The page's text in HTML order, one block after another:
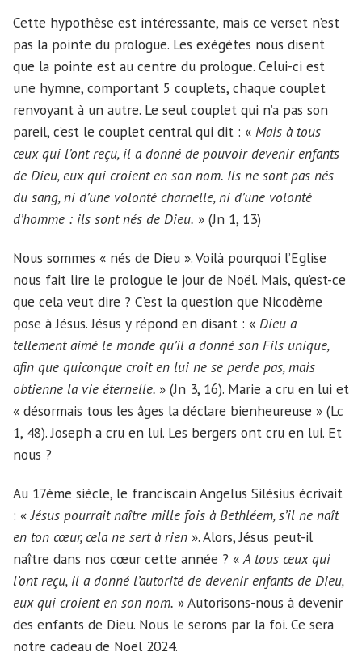
Cette hypothèse est intéressante, mais ce verset n’est
pas la pointe du prologue. Les exégètes nous disent
que la pointe est au centre du prologue. Celui-ci est
une hymne, comportant 5 couplets, chaque couplet
renvoyant à un autre. Le seul couplet qui n’a pas son
pareil, c’est le couplet central qui dit : « Mais à tous
ceux qui l’ont reçu, il a donné de pouvoir devenir enfants
de Dieu, eux qui croient en son nom. Ils ne sont pas nés
du sang, ni d’une volonté charnelle, ni d’une volonté
d’homme : ils sont nés de Dieu. » (Jn 1, 13)
Nous sommes « nés de Dieu ». Voilà pourquoi l’Eglise
nous fait lire le prologue le jour de Noël. Mais, qu’est-ce
que cela veut dire ? C’est la question que Nicodème
pose à Jésus. Jésus y répond en disant : « Dieu a
tellement aimé le monde qu’il a donné son Fils unique,
afin que quiconque croit en lui ne se perde pas, mais
obtienne la vie éternelle. » (Jn 3, 16). Marie a cru en lui et
« désormais tous les âges la déclare bienheureuse » (Lc
1, 48). Joseph a cru en lui. Les bergers ont cru en lui. Et
nous ?
Au 17ème siècle, le franciscain Angelus Silésius écrivait
: «Jésus pourrait naître mille fois à Bethléem, s’il ne naît
en ton cœur, cela ne sert à rien ». Alors, Jésus peut-il
naître dans nos cœur cette année ? «A tous ceux qui
l’ont reçu, il a donné l’autorité de devenir enfants de Dieu,
eux qui croient en son nom. » Autorisons-nous à devenir
des enfants de Dieu. Nous le serons par la foi. Ce sera
notre cadeau de Noël 2024.